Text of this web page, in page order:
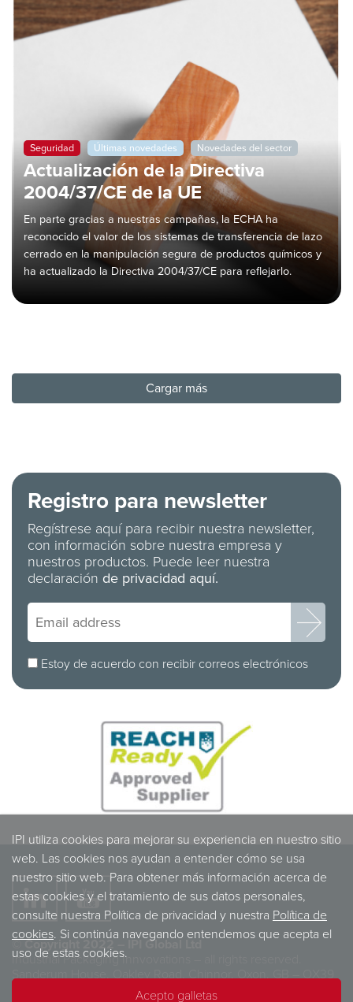
Seguridad Últimas novedades Novedades del sector
Actualización de la Directiva
2004/37/CE de la UE
En parte gracias a nuestras campañas, la ECHA ha
reconocido el valor de los sistemas de transferencia de lazo
cerrado en la manipulación segura de productos químicos y
ha actualizado la Directiva 2004/37/CE para reflejarlo.
Cargar más
Registro para newsletter
Regístrese aquí para recibir nuestra newsletter,
con información sobre nuestra empresa y
nuestros productos. Puede leer nuestra
declaración de privacidad aquí.
Estoy de acuerdo con recibir correos electrónicos
© Copyright 2022 – IPI Global Ltd
Industrial Packaging Innvovations – all rights reserved.
Sanderum House, Oakley Road, Chinnor, Oxon, GB – OX39
IPI utiliza cookies para mejorar su experiencia en nuestro sitio
web. Las cookies nos ayudan a entender cómo se usa
nuestro sitio web. Para obtener más información acerca de
estas cookies y el tratamiento de sus datos personales,
consulte nuestra Política de privacidad y nuestra Política de
cookies. Si continúa navegando entendemos que acepta el
uso de estas cookies.
Acepto galletas